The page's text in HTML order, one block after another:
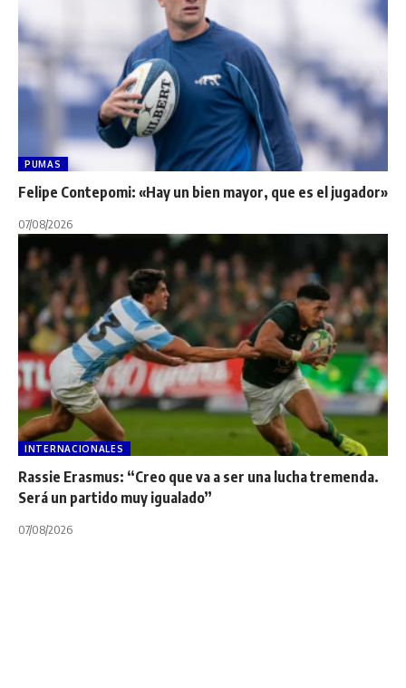
PUMAS
Felipe Contepomi: «Hay un bien mayor, que es el jugador»
07/08/2026
INTERNACIONALES
Rassie Erasmus: “Creo que va a ser una lucha tremenda.
Será un partido muy igualado”
07/08/2026